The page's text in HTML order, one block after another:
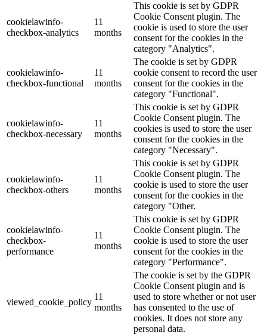
cookielawinfo-
checkbox-analytics
11
months
This cookie is set by GDPR
Cookie Consent plugin. The
cookie is used to store the user
consent for the cookies in the
category "Analytics".
cookielawinfo-
checkbox-functional
11
months
The cookie is set by GDPR
cookie consent to record the user
consent for the cookies in the
category "Functional".
cookielawinfo-
checkbox-necessary
11
months
This cookie is set by GDPR
Cookie Consent plugin. The
cookies is used to store the user
consent for the cookies in the
category "Necessary".
cookielawinfo-
checkbox-others
11
months
This cookie is set by GDPR
Cookie Consent plugin. The
cookie is used to store the user
consent for the cookies in the
category "Other.
cookielawinfo-
checkbox-
performance
11
months
This cookie is set by GDPR
Cookie Consent plugin. The
cookie is used to store the user
consent for the cookies in the
category "Performance".
viewed_cookie_policy
11
months
The cookie is set by the GDPR
Cookie Consent plugin and is
used to store whether or not user
has consented to the use of
cookies. It does not store any
personal data.